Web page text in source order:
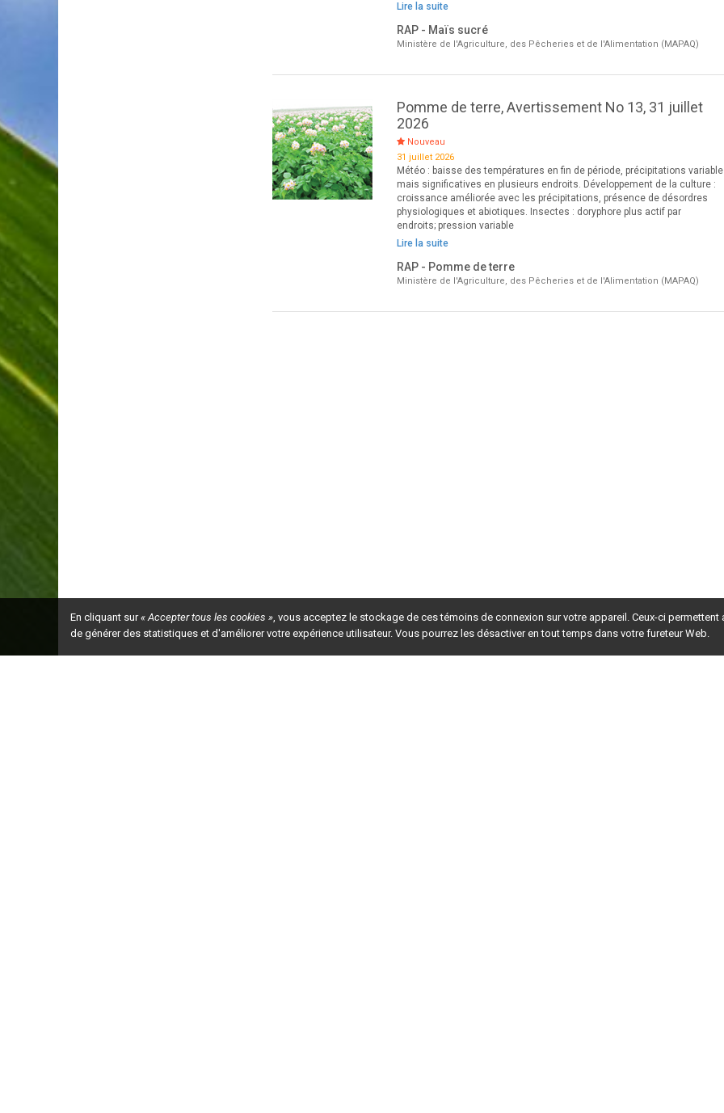
Lire la suite
RAP - Maïs sucré
Ministère de l'Agriculture, des Pêcheries et de l'Alimentation (MAPAQ)
Pomme de terre, Avertissement No 13, 31 juillet
2026
Nouveau
31 juillet 2026
Météo : baisse des températures en fin de période, précipitations
mais significatives en plusieurs endroits. Développement de la culture :
croissance améliorée avec les précipitations, présence de désordres
physiologiques et abiotiques. Insectes : doryphore plus actif par
endroits; pression variable
Lire la suite
RAP - Pomme de terre
Ministère de l'Agriculture, des Pêcheries et de l'Alimentation (MAPAQ)
En cliquant sur« Accepter tous les cookies », vous acceptez le stockage de ces témoins de connexion sur votre appareil. Ceux-ci permettent
de générer des statistiques et d'améliorer votre expérience utilisateur. Vous pourrez les désactiver en tout temps dans votre fureteur Web.